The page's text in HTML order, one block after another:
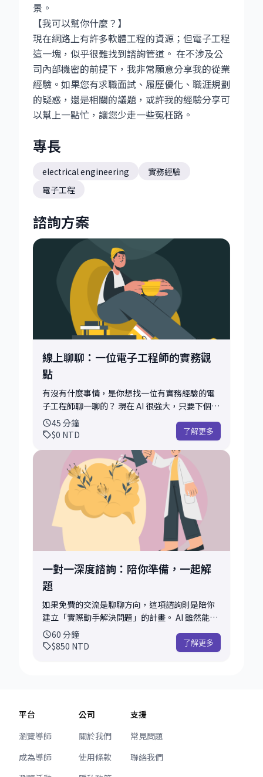
景。
【我可以幫你什麼？】
現在網路上有許多軟體工程的資源；但電子工程
這一塊，似乎很難找到諮詢管道。 在不涉及公
司內部機密的前提下，我非常願意分享我的從業
經驗。如果您有求職面試、履歷優化、職涯規劃
的疑惑，還是相關的議題，或許我的經驗分享可
以幫上一點忙，讓您少走一些冤枉路。
專長
electrical engineering
實務經驗
電子工程
諮詢方案
線上聊聊：一位電子工程師的實務觀
點
有沒有什麼事情，是你想找一位有實務經驗的電
子工程師聊一聊的？ 現在 AI 很強大，只要下個
Prompt 就能扮演顧問給出一堆建議。 但你可能
也發現了，這些回答往往太過廣泛、選項太多，
場環境中「落地」執行。 這就是我想提供協助的
地方。 我不像 AI 有無限的資料庫，但我有 15 年
「電子工程」的實務工作歷程。 針對你的履歷檢
視、應徵策略、職場發展，甚至是具體的工程實
務挑戰，我可以提供更具體、更人性化的參考座
標。 即便你不是工程師，但工作中需要與工程師
合作（如 PM、業務），想解決溝通困擾或評估專
業，我們也可以聊聊。 這 30-45 分鐘的對談，不
保證能解決所有問題，但或許透過我的經驗，能
提供你下一步的方向； 又或者透過專業的討論，
幫你釐清思緒，讓後續的路變得明確。 只要不涉
及工作機密，我很樂意分享我的看法。 💡 小提
醒： 為了讓這段時間對你更有幫助，非常歡迎你
先提供一些背景資訊或你期待的成果，這能幫助
我評估可以如何幫上忙。
45 分鐘
$0 NTD 了解更多
一對一深度諮詢：陪你準備，一起解
題
如果免費的交流是聊聊方向，這項諮詢則是陪你
建立「實際動手解決問題」的計畫。 AI 雖然能給
出標準建議，但職場中許多細微的眉角、面試時
的應對進退，往往需要有經驗的「人」來幫忙拿
履歷，找出更亮眼的切入點；或是進行模擬面
試，練習如何應對那些「不好回答」的問題，增
加你的底氣。 * 工作解惑： 面對專案卡關或跨部
盲點，找出可行的解決方案。 我不是給予指令的
導師，而是陪你一起梳理思緒、打磨細節的夥
60 分鐘
$850 NTD 了解更多
平台
瀏覽導師
成為導師
公司
關於我們
使用條款
支援
常見問題
聯絡我們